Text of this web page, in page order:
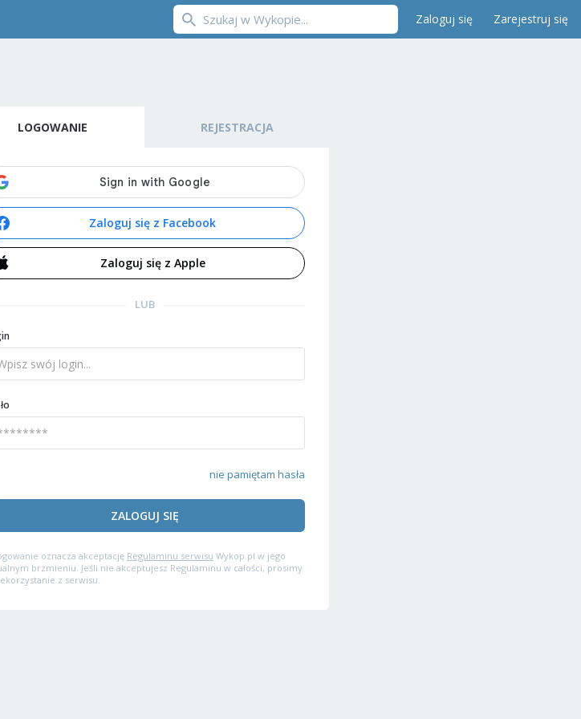
Zaloguj się Zarejestruj się
LOGOWANIE REJESTRACJA
Zaloguj się z Facebook
Zaloguj się z Apple
LUB
nie pamiętam hasła
ZALOGUJ SIĘ
oznacza akceptację Regulaminu serwisu Wykop.pl w jego
brzmieniu. Jeśli nie akceptujesz Regulaminu w całości, prosimy
z serwisu.